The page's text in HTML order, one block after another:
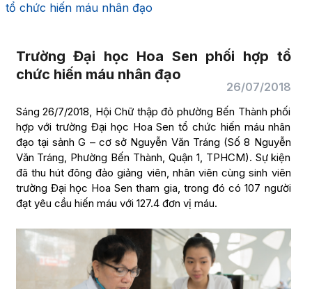
tổ chức hiến máu nhân đạo
Trường Đại học Hoa Sen phối hợp tổ
chức hiến máu nhân đạo
26/07/2018
Sáng 26/7/2018, Hội Chữ thập đỏ phường Bến Thành phối
hợp với trường Đại học Hoa Sen tổ chức hiến máu nhân
đạo tại sảnh G – cơ sở Nguyễn Văn Tráng (Số 8 Nguyễn
Văn Tráng, Phường Bến Thành, Quận 1, TPHCM). Sự kiện
đã thu hút đông đảo giảng viên, nhân viên cùng sinh viên
trường Đại học Hoa Sen tham gia, trong đó có 107 người
đạt yêu cầu hiến máu với 127.4 đơn vị máu.